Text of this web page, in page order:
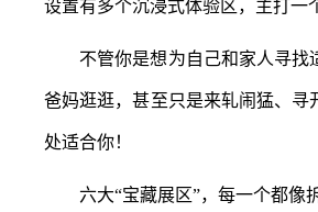
设置有多个沉浸式体验区，主打一
不管你是想为自己和家人寻找
爸妈逛逛，甚至只是来轧闹猛、寻
处适合你！
六大“宝藏展区”，每一个都像